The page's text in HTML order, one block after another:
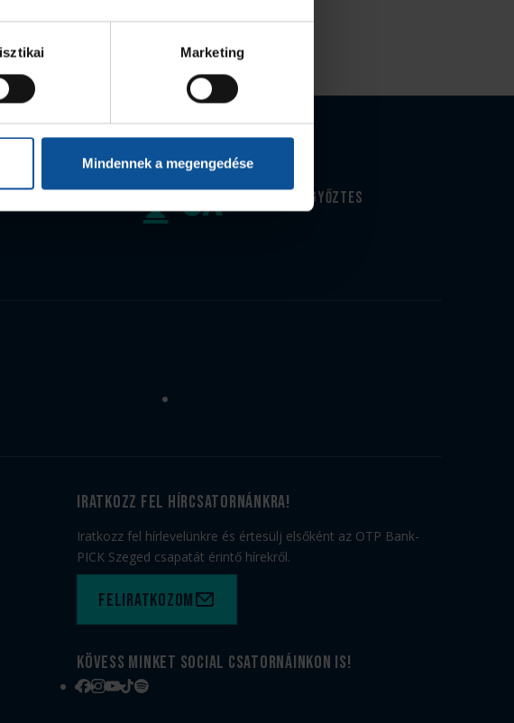
Marketing
Mindennek a megengedése
Magyar kupa-győztes
8x
iratkozz fel hírcsatornánkra!
Iratkozz fel hírlevelünkre és értesülj elsőként az OTP Bank-
PICK Szeged csapatát érintő hírekről.
Feliratkozom
Kövess minket social csatornáinkon is!
Facebook
Instagram
YouTube
TikTokSpotify